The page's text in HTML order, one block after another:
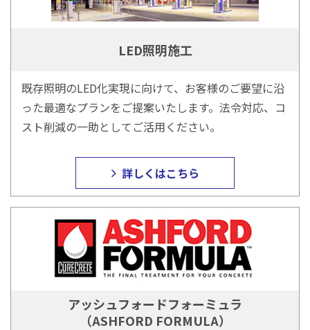
LED照明施工
既存照明のLED化実現に向けて、お客様のご要望に沿
った最適なプランをご提案いたします。法令対応、コ
スト削減の一助としてご活用ください。
詳しくはこちら
アッシュフォードフォーミュラ
（ASHFORD FORMULA）